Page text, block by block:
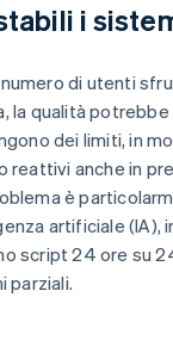
i
di utenti
la qualità
dei limiti, in
reattivi anche in
è
artificiale (IA),
script 24 ore su
parziali.